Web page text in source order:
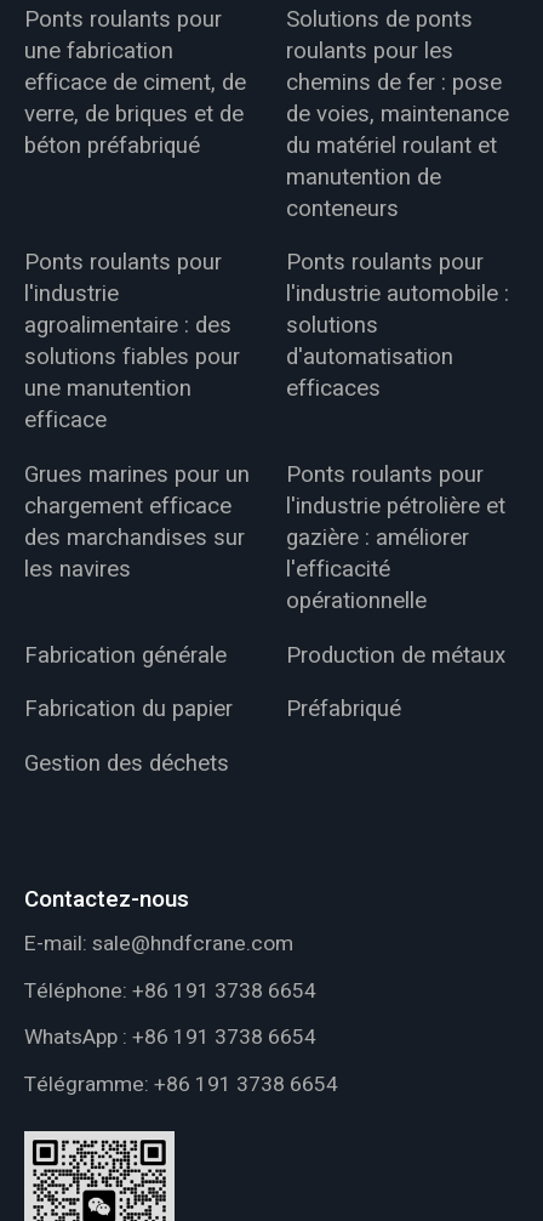
Ponts roulants pour
une fabrication
efficace de ciment, de
verre, de briques et de
béton préfabriqué
Solutions de ponts
roulants pour les
chemins de fer : pose
de voies, maintenance
du matériel roulant et
manutention de
conteneurs
Ponts roulants pour
l'industrie
agroalimentaire : des
solutions fiables pour
une manutention
efficace
Ponts roulants pour
l'industrie automobile :
solutions
d'automatisation
efficaces
Grues marines pour un
chargement efficace
des marchandises sur
les navires
Ponts roulants pour
l'industrie pétrolière et
gazière : améliorer
l'efficacité
opérationnelle
Fabrication générale
Production de métaux
Fabrication du papier
Préfabriqué
Gestion des déchets
Contactez-nous
E-mail: sale@hndfcrane.com
Téléphone: +86 191 3738 6654
WhatsApp : +86 191 3738 6654
Télégramme: +86 191 3738 6654